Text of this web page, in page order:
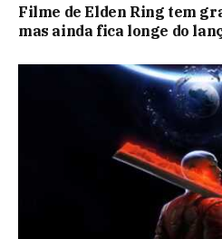
Filme de Elden Ring tem
mas ainda fica longe do